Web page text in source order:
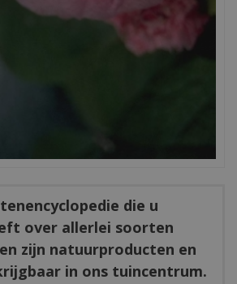
die u
over allerlei soorten
zijn natuurproducten en
in ons tuincentrum.